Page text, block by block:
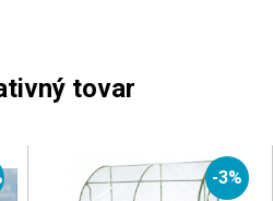
tovar
-3%